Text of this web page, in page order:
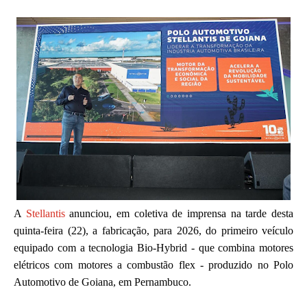
A Stellantisanunciou, em coletiva de imprensa na tarde desta
quinta-feira (22), a fabricação, para 2026, do primeiro veículo
equipado com a tecnologia Bio-Hybrid - que combina motores
elétricos com motores a combustão flex - produzido no Polo
Automotivo de Goiana, em Pernambuco.